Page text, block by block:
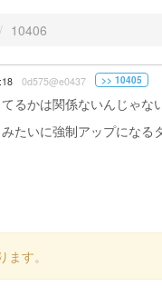
10406
0d575@e0437 >> 10405
るかは関係ないんじゃな
たいに強制アップにな
す。